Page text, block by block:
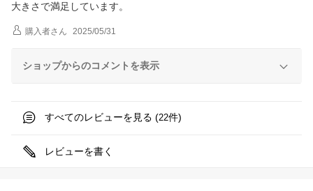
大きさで満足しています。
購入者さん 2025/05/31
ショップからのコメントを表示
すべてのレビューを見る (22件)
レビューを書く